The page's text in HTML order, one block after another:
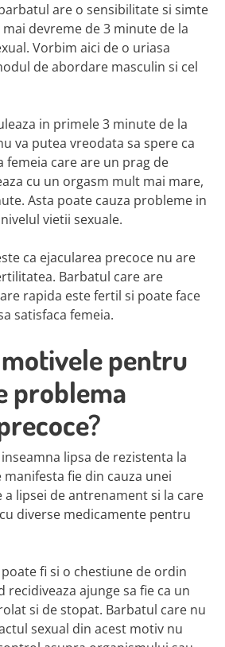
are o sensibilitate si simte
devreme de 3 minute de la
Vorbim aici de o uriasa
de abordare masculin si cel
in primele 3 minute de la
va putea vreodata sa spere ca
femeia care are un prag de
cu un orgasm mult mai mare,
Asta poate cauza probleme in
vietii sexuale.
ca ejacularea precoce nu are
Barbatul care are
rapida este fertil si poate face
satisfaca femeia.
pentru
problema
lipsa de rezistenta la
manifesta fie din cauza unei
lipsei de antrenament si la care
diverse medicamente pentru
fi si o chestiune de ordin
recidiveaza ajunge sa fie ca un
si de stopat. Barbatul care nu
sexual din acest motiv nu